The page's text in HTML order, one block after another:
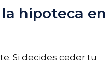
hipoteca en
Si decides ceder tu